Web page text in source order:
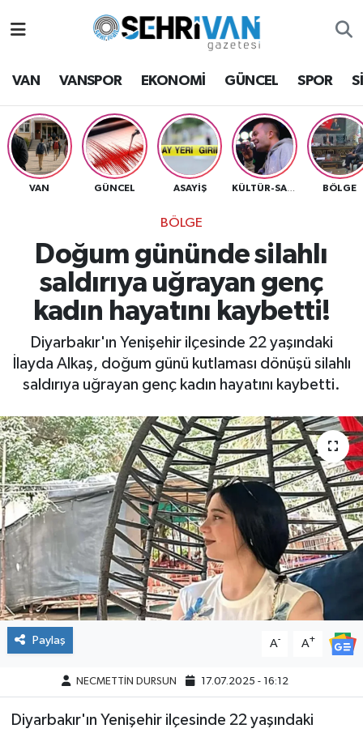
VAN VANSPOR EKONOMİ GÜNCEL SPOR
VAN GÜNCEL ASAYİŞ BÖLGE
BÖLGE
Doğum gününde silahlı
saldırıya uğrayan genç
kadın hayatını kaybetti!
Diyarbakır'ın Yenişehir ilçesinde 22 yaşındaki
İlayda Alkaş, doğum günü kutlaması dönüşü silahlı
saldırıya uğrayan genç kadın hayatını kaybetti.
Paylaş A- A+
NECMETTİN DURSUN 17.07.2025 - 16:12
Diyarbakır'ın Yenişehir ilçesinde 22 yaşındaki
Van Hava Durumu
VAN Namaz Vakitleri
Van Trafik Yoğunluk Haritası
Süper Lig Puan Durumu ve Fikstür
Tüm Manşetler
Son Dakika Haberleri
Haber Arşivi